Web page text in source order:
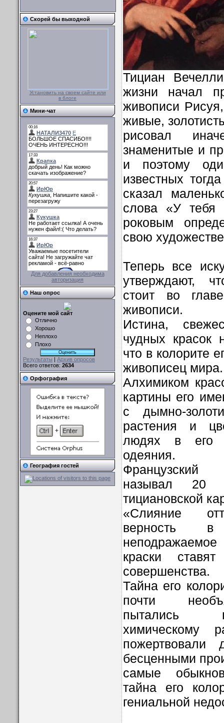
Скорей бы выходной
Установить на своем сайте или
в блоге
Мини-чат
Для добавления необходима
авторизация
Наш опрос
Оцените мой сайт
Отлично
Хорошо
Неплохо
Плохо
Результаты | Архив опросов
Всего ответов: 2634
Орфография
География гостей
Тициан
жизни начал
живописи
живые,
рисовал
знаменитые и
и поэтому
известных
сказал
слова «У тебя
роковым
свою
Теперь все
утверждают,
стоит во
живописи.
Истина,
чудных красок
что в колорите
живописец мира.
Алхимиком
картины его
с дымно-
растения и
людях в его
одеяния.
Французский
называл 20
тициановской
«Слияние
верность
неподражаемое
краски
совершенства.
Тайна его
почти
пытались
химическому
пожертвовали
бесценными
самые
тайна его
гениальной